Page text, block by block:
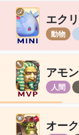
オー
アモ
人間
エク
動物